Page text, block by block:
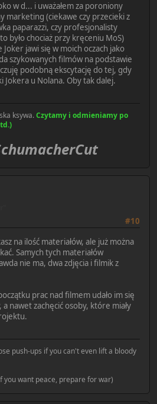
w d... i uważałem za poroniony
marketing (ciekawe czy przecieki z
paparazzi, czy profesjonalisty
było chociaż przy kręceniu MoS)
Joker jawi się w moich oczach jako
szykowanych filmów na podstawie
podobną ekscytację do tej, gdy
Jokera u Nolana. Oby tak dalej.
ksywa.Czytamy i odmieniamy po
#10
na ilość materiałów, ale już można
Samych tych materiałów
nie ma, dwa zdjęcia i filmik z
prac nad filmem udało im się
nawet zachęcić osoby, które miały
push-ups if you can't even lift a bloody
you want peace, prepare for war)